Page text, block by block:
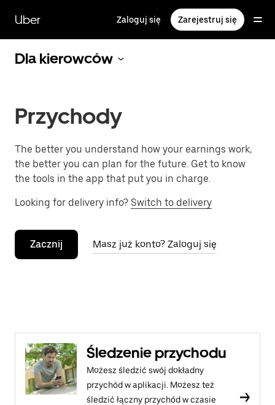
głównej
zawartości
Uber Zaloguj się Zarejestruj się
Dla kierowców
Przychody
The better you understand how your earnings work,
the better you can plan for the future. Get to know
the tools in the app that put you in charge.
Looking for delivery info? Switch to delivery
Zacznij Masz już konto? Zaloguj się
Śledzenie przychodu
Możesz śledzić swój dokładny
przychód w aplikacji. Możesz też
śledzić łączny przychód w czasie